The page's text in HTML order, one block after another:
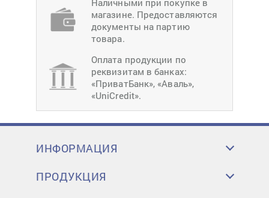
Наличными при покупке в
магазине. Предоставляются
документы на партию
товара.
Оплата продукции по
реквизитам в банках:
«ПриватБанк», «Аваль»,
«UniCredit».
ИНФОРМАЦИЯ
ПРОДУКЦИЯ